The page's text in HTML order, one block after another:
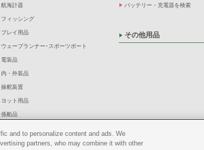
航海計器
フィッシング
プレイ用品
ウェーブランナー･スポーツボート
電装品
内・外装品
操舵装置
ヨット用品
係船品
メンテナンス
バッテリー・充電器を検索
その他用品
and to personalize content and ads. We
partners, who may combine it with other